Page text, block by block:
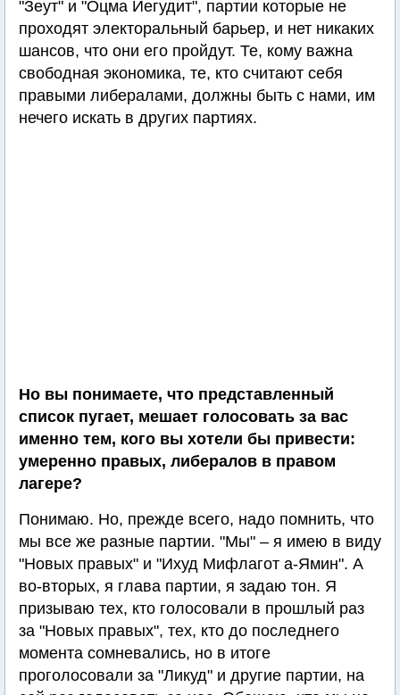
"Зеут" и "Оцма Иегудит", партии которые не
проходят электоральный барьер, и нет никаких
шансов, что они его пройдут. Те, кому важна
свободная экономика, те, кто считают себя
правыми либералами, должны быть с нами, им
нечего искать в других партиях.
Но вы понимаете, что представленный
список пугает, мешает голосовать за вас
именно тем, кого вы хотели бы привести:
умеренно правых, либералов в правом
лагере?
Понимаю. Но, прежде всего, надо помнить, что
мы все же разные партии. "Мы" – я имею в виду
"Новых правых" и "Ихуд Мифлагот а-Ямин". А
во-вторых, я глава партии, я задаю тон. Я
призываю тех, кто голосовали в прошлый раз
за "Новых правых", тех, кто до последнего
момента сомневались, но в итоге
проголосовали за "Ликуд" и другие партии, на